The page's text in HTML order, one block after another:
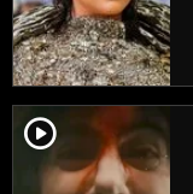
player2